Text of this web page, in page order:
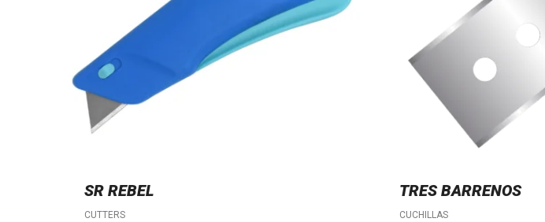
SR REBEL
CUTTERS
TRES BARRENOS
CUCHILLAS